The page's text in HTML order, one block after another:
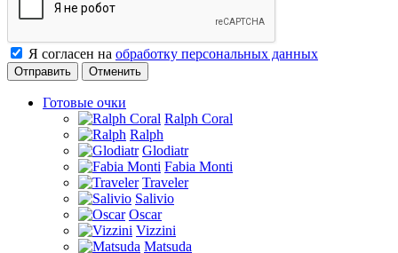
Я согласен на обработку персональных данных
Отменить
Готовые очки
Ralph Coral
Ralph
Glodiatr
Fabia Monti
Traveler
Salivio
Oscar
Vizzini
Matsuda